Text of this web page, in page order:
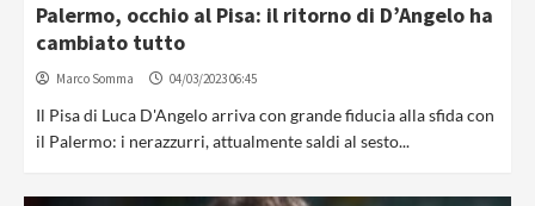
Palermo, occhio al Pisa: il ritorno di D’Angelo ha
cambiato tutto
Marco Somma 04/03/2023 06:45
Il Pisa di Luca D'Angelo arriva con grande fiducia alla sfida con
il Palermo: i nerazzurri, attualmente saldi al sesto...